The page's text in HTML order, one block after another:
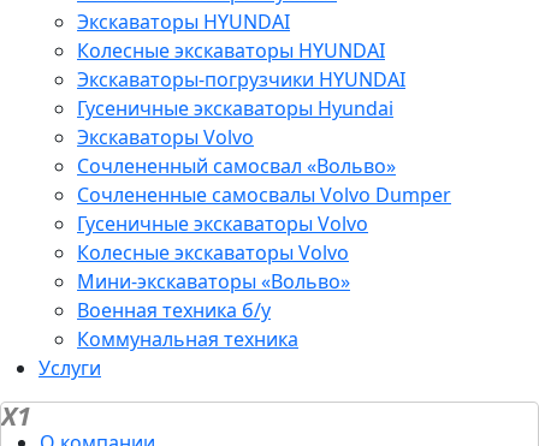
Экскаваторы HYUNDAI
Колесные экскаваторы HYUNDAI
Экскаваторы-погрузчики HYUNDAI
Гусеничные экскаваторы Hyundai
Экскаваторы Volvo
Сочлененный самосвал «Вольво»
Сочлененные самосвалы Volvo Dumper
Гусеничные экскаваторы Volvo
Колесные экскаваторы Volvo
Мини-экскаваторы «Вольво»
Военная техника б/у
Коммунальная техника
Услуги
X1